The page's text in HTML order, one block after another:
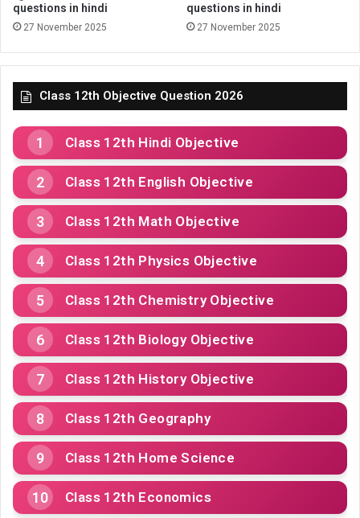
questions in hindi
27 November 2025
questions in hindi
27 November 2025
Class 12th Objective Question 2026
Class 12th Hindi Objective
Class 12th English Objective
Class 12th Math Objective
Class 12th Physics Objective
Class 12th Chemistry Objective
Class 12th Biology Objective
Class 12th History Objective
Class 12th Geography
Class 12th Home Science
Class 12th Economics